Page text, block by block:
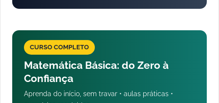
CURSO COMPLETO
Matemática Básica: do Zero à
Confiança
Aprenda do início, sem travar • aulas práticas •